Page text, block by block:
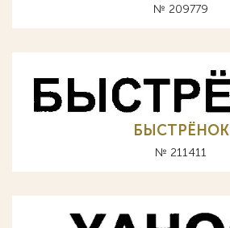
№ 209779
БЫСТРЁНОК
№ 211411